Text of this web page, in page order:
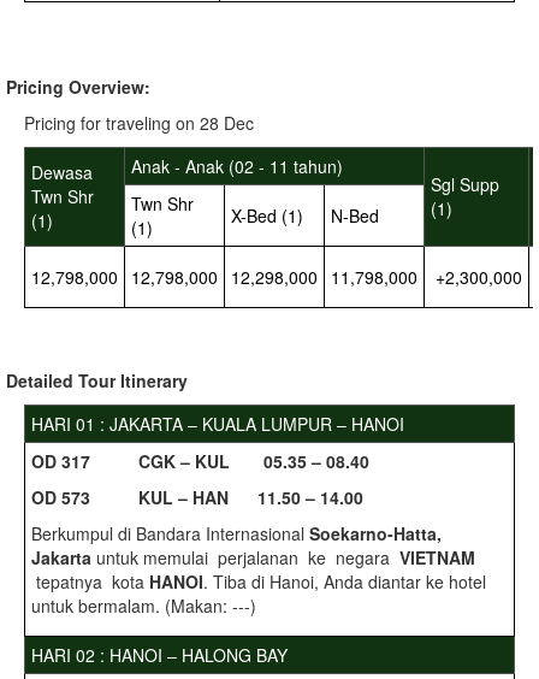
Pricing Overview:
Pricing for traveling on 28 Dec
Dewasa
Twn Shr
(1)
Anak - Anak (02 - 11 tahun)
Sgl Supp
(1)
Twn Shr
(1)
X-Bed (1) N-Bed
12,798,000 12,798,000 12,298,000 11,798,000 +2,300,000
Detailed Tour Itinerary
HARI 01 : JAKARTA – KUALA LUMPUR – HANOI
OD 317 CGK – KUL 05.35 – 08.40
OD 573 KUL – HAN 11.50 – 14.00
Berkumpul di Bandara Internasional Soekarno-Hatta,
Jakarta untuk memulai perjalanan ke negara VIETNAM
tepatnya kota HANOI. Tiba di Hanoi, Anda diantar ke hotel
untuk bermalam. (Makan: ---)
HARI 02 : HANOI – HALONG BAY